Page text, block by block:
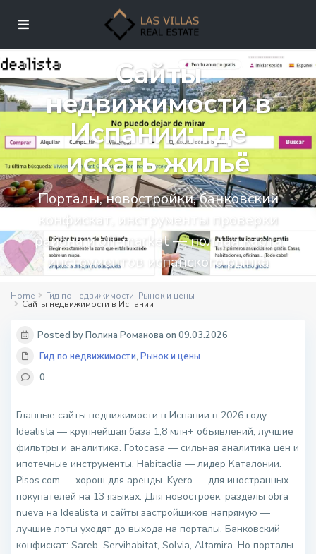
Сайты
недвижимости в
Испании: где
искать жильё
Порталы, новостройки, банковский
конфискат, инструменты проверки
района и off-market — полная карта
инструментов испанского рынка
Home Гид по недвижимости, Рынок и цены
Сайты недвижимости в Испании
Posted by Полина Романова on 09.03.2026
Гид по недвижимости,Рынок и цены
0
Главные сайты недвижимости в Испании в 2026 году:
Idealista — крупнейшая база 1,8 млн+ объявлений, лучшие
фильтры и аналитика. Fotocasa — сильная аналитика цен и
ипотечные инструменты. Habitaclia — лидер Каталонии.
Pisos.com — хорош для аренды. Kyero — для иностранных
покупателей на 13 языках. Для новостроек: разделы obra
nueva на Idealista и сайты застройщиков напрямую —
лучшие лоты уходят до выхода на порталы. Банковский
конфискат: Sareb, Servihabitat, Solvia, Altamira. Но порталы